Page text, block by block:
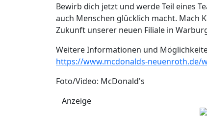
Bewirb dich jetzt und werde Teil eines
auch Menschen glücklich macht. Mach
Zukunft unserer neuen Filiale in
Weitere Informationen und
https://www.mcdonalds-neuenroth.de/
Foto/Video: McDonald's
Anzeige